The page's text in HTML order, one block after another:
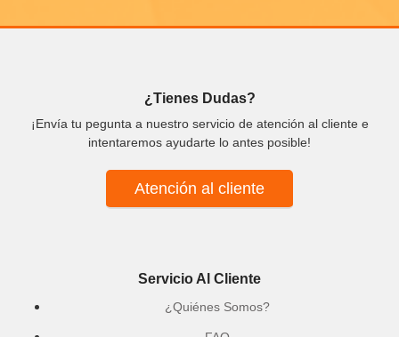
¿Tienes Dudas?
¡Envía tu pegunta a nuestro servicio de atención al cliente e
intentaremos ayudarte lo antes posible!
Atención al cliente
Servicio Al Cliente
¿Quiénes Somos?